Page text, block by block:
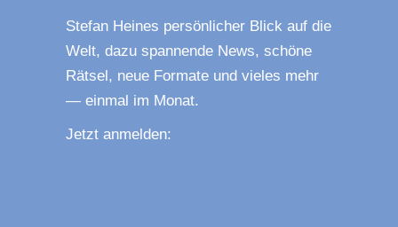
Ste­fan Hei­nes per­sön­li­cher Blick auf die
Welt, dazu span­nen­de News, schö­ne
Rät­sel, neue For­ma­te und vie­les mehr
— ein­mal im Monat.
Jetzt anmel­den: